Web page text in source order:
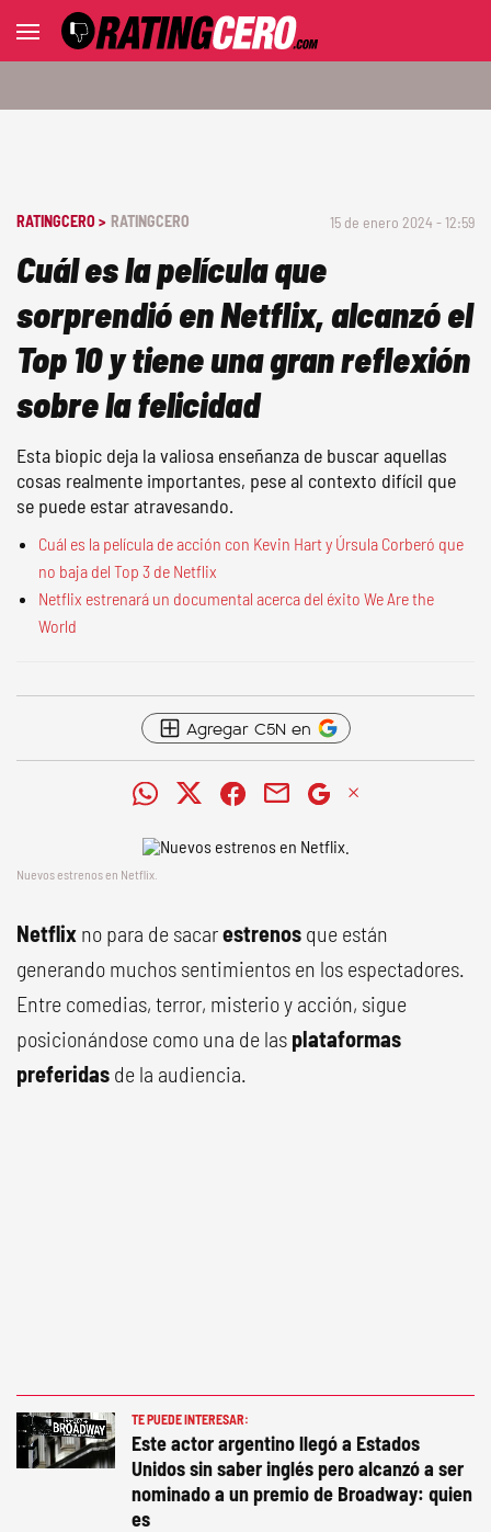
RATINGCERO > RATINGCERO 15 de enero 2024 - 12:59
Cuál es la película que
sorprendió en Netflix, alcanzó el
Top 10 y tiene una gran reflexión
sobre la felicidad
Esta biopic deja la valiosa enseñanza de buscar aquellas
cosas realmente importantes, pese al contexto difícil que
se puede estar atravesando.
Cuál es la película de acción con Kevin Hart y Úrsula Corberó que
no baja del Top 3 de Netflix
Netflix estrenará un documental acerca del éxito We Are the
World
Agregar C5N en
Nuevos estrenos en Netflix.
Netflix no para de sacarestrenos que están
generando muchos sentimientos en los espectadores.
Entre comedias, terror, misterio y acción, sigue
posicionándose como una de las plataformas
preferidas de la audiencia.
TE PUEDE INTERESAR:
Este actor argentino llegó a Estados
Unidos sin saber inglés pero alcanzó a ser
nominado a un premio de Broadway: quien
es